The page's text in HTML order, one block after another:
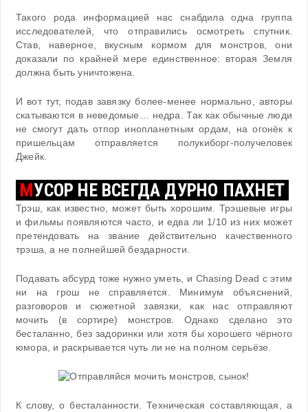
Такого рода информацией нас снабдила одна группа
исследователей, что отправились осмотреть спутник.
Став, наверное, вкусным кормом для монстров, они
доказали по крайней мере единственное: вторая Земля
должна быть уничтожена.
И вот тут, подав завязку более-менее нормально, авторы
скатываются в неведомые… недра. Так как обычные люди
не смогут дать отпор инопланетным ордам, на огонёк к
пришельцам отправляется полукиборг-получеловек
Джейк.
МУСОР НЕ ВСЕГДА ДУРНО ПАХНЕТ
Трэш, как известно, может быть хорошим. Трэшевые игры
и фильмы появляются часто, и едва ли 1/10 из них может
претендовать на звание действительно качественного
трэша, а не полнейшей бездарности.
Подавать абсурд тоже нужно уметь, и Chasing Dead с этим
ни на грош не справляется. Минимум объяснений,
разговоров и сюжетной завязки, как нас отправляют
мочить (в сортире) монстров. Однако сделано это
бесталанно, без задоринки или хотя бы хорошего чёрного
юмора, и раскрывается чуть ли не на полном серьёзе.
К слову, о бесталанности. Техническая составляющая, а